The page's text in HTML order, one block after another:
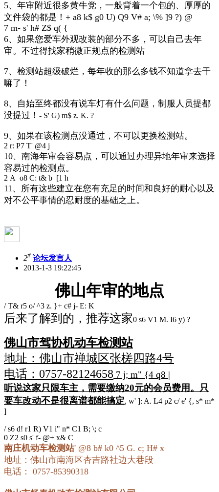
5、年审附近很多黄牛党，一般背着一个包的、厚厚的
文件袋的都是！ + a8 k$ g0 U) Q9 V# a; \% ]9 ?) @
7 m- s' h# Z$ q( {
6、如果您爱车外观改装的部分不多，可以自己去年
审。不过得找家稍微正规点的检测站
7、检测站超级破烂，每年收的那么多钱不知道拿去干
嘛了！
8、自始至终都没有说车灯有什么问题，制服人员提都
没提过！ - S' G) m$ z. K. ?
9、如果在该检测点没通过，不可以更换检测站。
2 r: P7 T' @4 j
10、南海年审会容易点，可以通过办理异地年审来选择
容易过的检测点。
2 A o8 C: t& b [1 h
11、所有这些建立在您有充足的时间和良好的耐心以及
对不公平事情的忍耐度的基础之上。
2# 论坛发言人
2013-1-3 19:22:45
佛山年审的地点
/ T& r5 o/ ^3 z. }+ c# j- E: K
后来了解到的，推荐这家0 s6 V1 M. I6 y) ?
佛山市驾协机动车检测站
地址：佛山市禅城区张槎四路4号
电话：0757-82124658 7 j; m" {4 q8 |
听说这家只限车主，需要缴纳20元的会员费用。只
要车改动不是很离谱都能搞定, w' ]: A. L4 p2 c/ e' {, s* m*
]
/ s6 d! r1 R) V1 i" n* C1 B; \; c
0 Z2 s0 s' f- @+ x& C
南庄机动车检测站' @8 b# k0 ^5 G. c; H# x
地址：佛山市南海区杏吉路社边大巷段
电话： 0757-85390318